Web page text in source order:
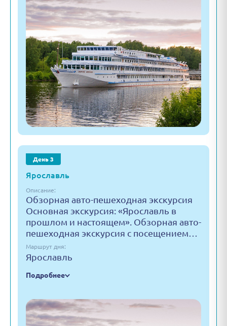
День 3
Ярославль
Описание:
Обзорная авто-пешеходная экскурсия
Основная экскурсия: «Ярославль в
прошлом и настоящем». Обзорная авто-
пешеходная экскурсия с посещением…
Маршрут дня:
Ярославль
Подробнее